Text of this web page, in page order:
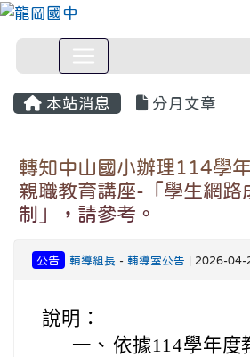
本站消息 分月文章
轉知中山國小辦理114學
親職教育講座-「學生網路
制」，請參考。
公告 輔導組長 - 輔導室公告 | 2026-04-
說明：
一、 依據114學年度